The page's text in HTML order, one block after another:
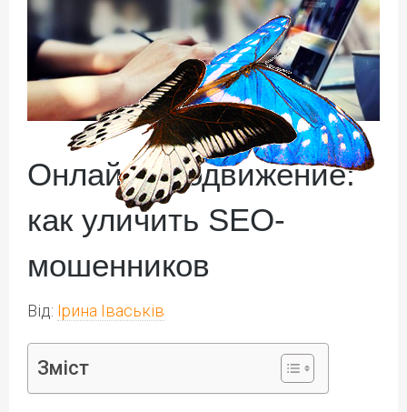
Онлайн-продвижение:
как уличить SEO-
мошенников
Від: Ірина Іваськів
Зміст